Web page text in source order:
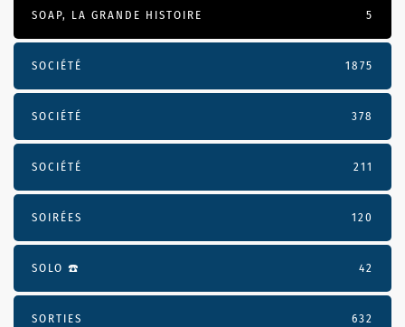
SOAP, LA GRANDE HISTOIRE 5
SOCIÉTÉ 1875
SOCIÉTÉ 378
SOCIÉTÉ 211
SOIRÉES 120
SOLO ☎️ 42
SORTIES 632